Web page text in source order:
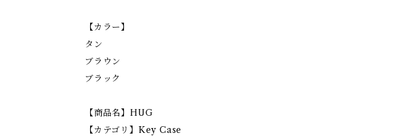
【カラー】
タン
ブラウン
ブラック
【商品名】HUG
【カテゴリ】Key Case